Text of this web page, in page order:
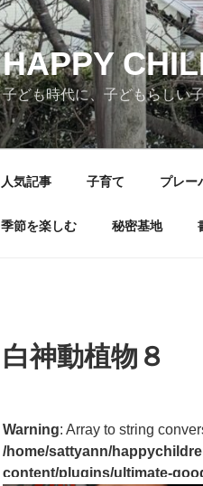
HAPPY
子ども時代に、子どもらしい
人気記事 子育て プレー
季節を楽しむ 秘密基地
白神動植物８
Warning: Array to string
/home/sattyann/
content/plugins/ultimate-